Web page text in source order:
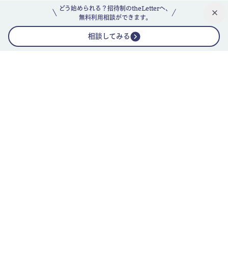
どう始められる？招待制のtheLetterへ、
無料利用相談ができます。
相談してみる